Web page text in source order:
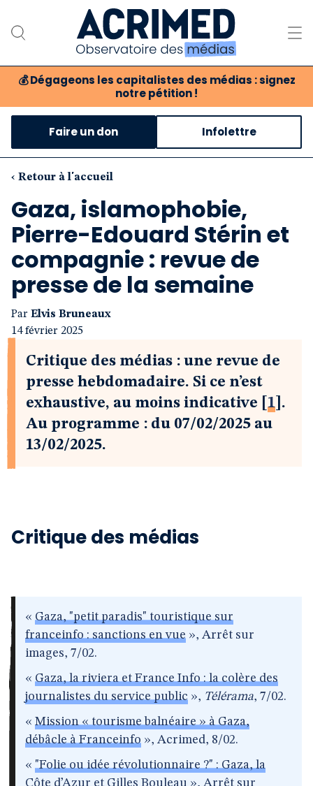
💰 Dégageons les capitalistes des médias : signez
notre pétition !
Notre association
Notre critique des médias
Nos propositions
Notre revue
Boutique
Faire un don Infolettre
‹ Retour à l'accueil
Gaza, islamophobie,
Pierre-Edouard Stérin et
compagnie : revue de
presse de la semaine
Par Elvis Bruneaux
14 février 2025
Critique des médias : une revue de
presse hebdomadaire. Si ce n’est
exhaustive, au moins indicative
1 .
Au programme : du 07/02/2025 au
13/02/2025.
Critique des médias
« Gaza, "petit paradis" touristique sur
franceinfo : sanctions en vue », Arrêt sur
images, 7/02.
« Gaza, la riviera et France Info : la colère des
journalistes du service public », Télérama, 7/02.
« Mission « tourisme balnéaire » à Gaza,
débâcle à Franceinfo », Acrimed, 8/02.
« "Folie ou idée révolutionnaire ?" : Gaza, la
Côte d’Azur et Gilles Bouleau », Arrêt sur